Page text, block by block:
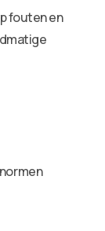
fouten en